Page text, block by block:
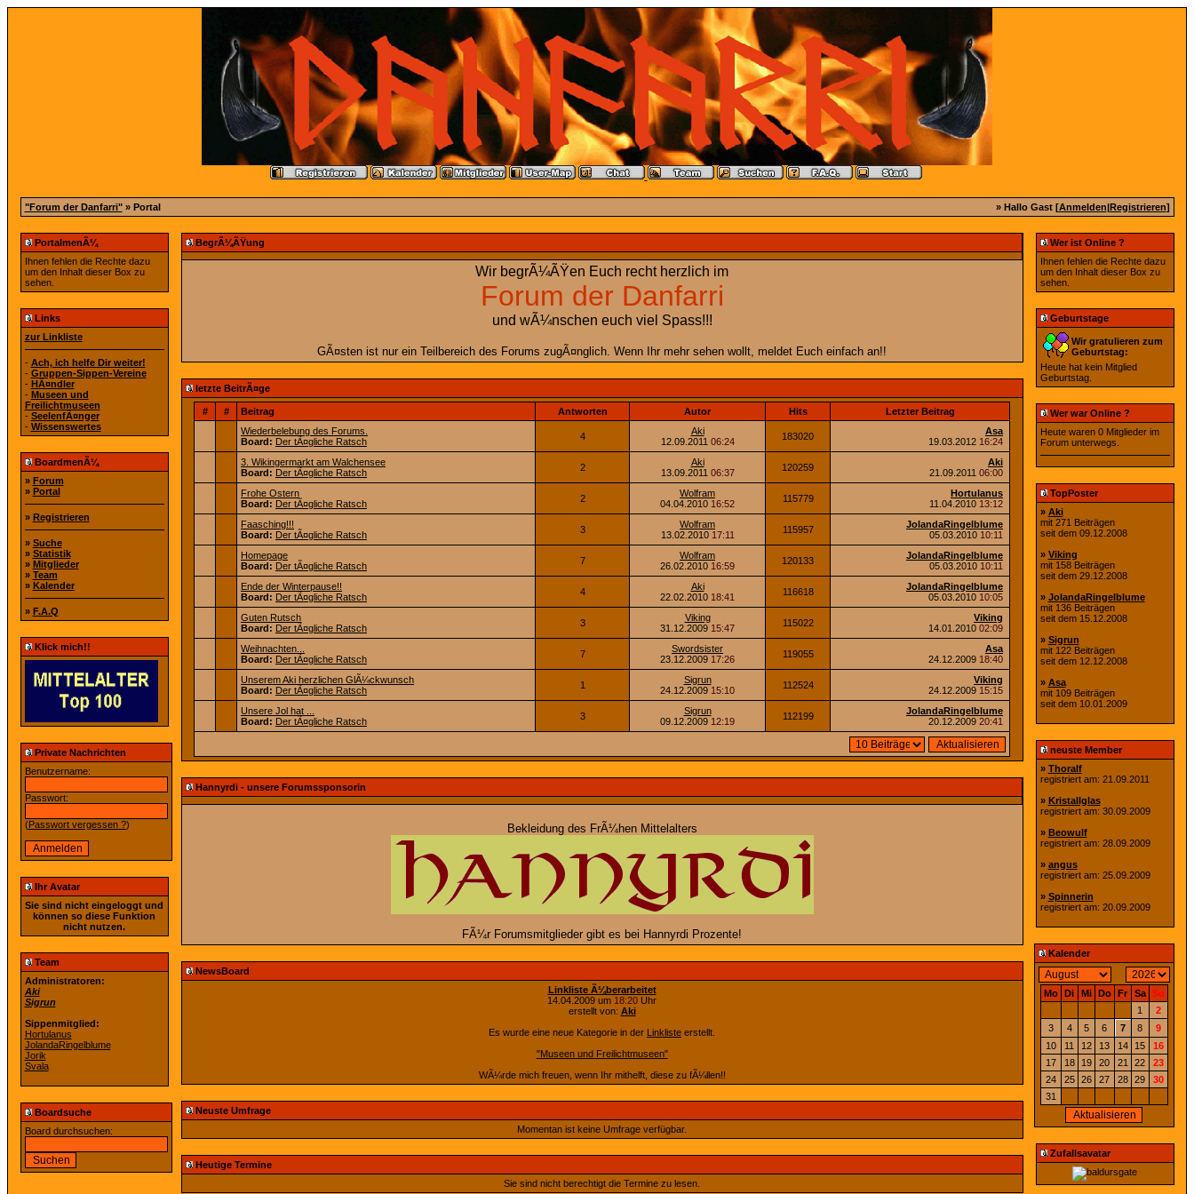
"Forum der Danfarri"» Portal » Hallo Gast [Anmelden|Registrieren]
PortalmenÃ¼
Ihnen fehlen die Rechte dazu
um den Inhalt dieser Box zu
sehen.
Links
zur Linkliste
- Ach, ich helfe Dir weiter!
- Gruppen-Sippen-Vereine
- HÃ¤ndler
- Museen und
Freilichtmuseen
- SeelenfÃ¤nger
- Wissenswertes
BoardmenÃ¼
» Forum
» Portal
» Registrieren
» Suche
» Statistik
» Mitglieder
» Team
» Kalender
» F.A.Q
Klick mich!!
Private Nachrichten
Benutzername:
Passwort:
(Passwort vergessen ?)
Ihr Avatar
Sie sind nicht eingeloggt und
können so diese Funktion
nicht nutzen.
Team
Administratoren:
Aki
Sigrun
Sippenmitglied:
Hortulanus
JolandaRingelblume
Jorik
Svala
Boardsuche
Board durchsuchen:
BegrÃ¼ÃŸung
Wir begrÃ¼ÃŸen Euch recht herzlich im
Forum der Danfarri
und wÃ¼nschen euch viel Spass!!!
GÃ¤sten ist nur ein Teilbereich des Forums zugÃ¤nglich. Wenn Ihr mehr sehen wollt, meldet Euch einfach an!!
letzte BeitrÃ¤ge
# # Beitrag Antworten Autor Hits
Letzter Beitrag
Wiederbelebung des Forums.
Board: Der tÃ¤gliche Ratsch 4
Aki
12.09.2011 06:24 183020
Asa
19.03.2012 16:24
3. Wikingermarkt am Walchensee
Board: Der tÃ¤gliche Ratsch 2
Aki
13.09.2011 06:37 120259
Aki
21.09.2011 06:00
Frohe Ostern
Board: Der tÃ¤gliche Ratsch 2
Wolfram
04.04.2010 16:52 115779
Hortulanus
11.04.2010 13:12
Faasching!!!
Board: Der tÃ¤gliche Ratsch 3
Wolfram
13.02.2010 17:11 115957
JolandaRingelblume
05.03.2010 10:11
Homepage
Board: Der tÃ¤gliche Ratsch 7
Wolfram
26.02.2010 16:59 120133
JolandaRingelblume
05.03.2010 10:11
Ende der Winterpause!!
Board: Der tÃ¤gliche Ratsch 4
Aki
22.02.2010 18:41 116618
JolandaRingelblume
05.03.2010 10:05
Guten Rutsch
Board: Der tÃ¤gliche Ratsch 3
Viking
31.12.2009 15:47 115022
Viking
14.01.2010 02:09
Weihnachten...
Board: Der tÃ¤gliche Ratsch 7
Swordsister
23.12.2009 17:26 119055
Asa
24.12.2009 18:40
Unserem Aki herzlichen GlÃ¼ckwunsch
Board: Der tÃ¤gliche Ratsch 1
Sigrun
24.12.2009 15:10 112524
Viking
24.12.2009 15:15
Unsere Jol hat ...
Board: Der tÃ¤gliche Ratsch 3
Sigrun
09.12.2009 12:19 112199
JolandaRingelblume
20.12.2009 20:41
Hannyrdi - unsere Forumssponsorin
Bekleidung des FrÃ¼hen Mittelalters
FÃ¼r Forumsmitglieder gibt es bei Hannyrdi Prozente!
NewsBoard
Linkliste Ã¼berarbeitet
14.04.2009 um 18:20 Uhr
erstellt von: Aki
Es wurde eine neue Kategorie in der Linkliste erstellt.
"Museen und Freilichtmuseen"
WÃ¼rde mich freuen, wenn Ihr mithelft, diese zu fÃ¼llen!!
Neuste Umfrage
Momentan ist keine Umfrage verfügbar.
Heutige Termine
Sie sind nicht berechtigt die Termine zu lesen.
Wer ist Online ?
Ihnen fehlen die Rechte dazu
um den Inhalt dieser Box zu
sehen.
Geburtstage
Wir gratulieren zum
Geburtstag:
Heute hat kein Mitglied
Geburtstag.
Wer war Online ?
Heute waren 0 Mitglieder im
Forum unterwegs.
TopPoster
» Aki
mit 271 Beiträgen
seit dem 09.12.2008
» Viking
mit 158 Beiträgen
seit dem 29.12.2008
» JolandaRingelblume
mit 136 Beiträgen
seit dem 15.12.2008
» Sigrun
mit 122 Beiträgen
seit dem 12.12.2008
» Asa
mit 109 Beiträgen
seit dem 10.01.2009
neuste Member
» Thoralf
registriert am: 21.09.2011
» Kristallglas
registriert am: 30.09.2009
» Beowulf
registriert am: 28.09.2009
» angus
registriert am: 25.09.2009
» Spinnerin
registriert am: 20.09.2009
Kalender
Mo Di Mi Do Fr Sa
So
1
2
3
4 5 6 7 8
9
10
11 12 13 14 15
16
17
18 19 20 21 22
23
24
25 26 27 28 29
30
31
Zufallsavatar